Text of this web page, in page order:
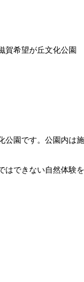
園です。公園内は
できない自然体験